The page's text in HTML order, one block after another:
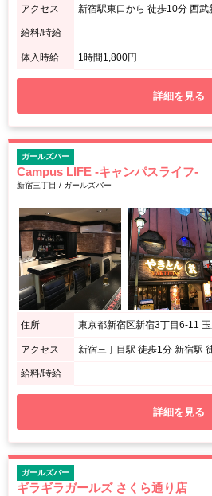
アクセス
給料/時給
体入時給 1時間1,800円
詳細を見る
ガールズバー
Campus LIFE -キャンパスライフ-
新宿三丁目 / ガールズバー
住所 東京都新宿区新宿3丁目6-11
アクセス 新宿三丁目駅 徒歩1分 新宿駅
給料/時給
詳細を見る
ガールズバー
ギラギラガールズ さくら通り店